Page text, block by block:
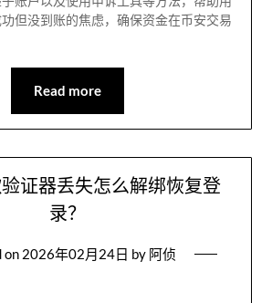
但没到账的焦虑，确保资金在币安交易
Read more
证器丢失怎么解绑恢复登
录？
on 2026年02月24日 by 阿侦